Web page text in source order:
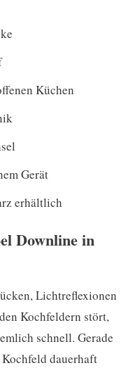
Küchen
Gerät
erhältlich
Downline in
Lichtreflexionen
Kochfeldern stört,
schnell. Gerade
dauerhaft